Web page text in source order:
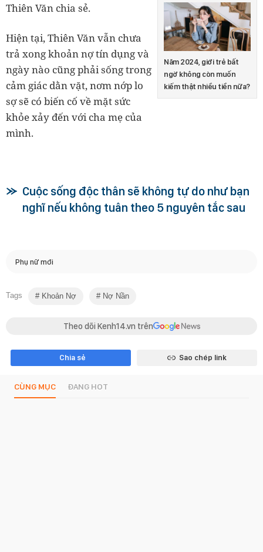
Năm 2024, giới trẻ bất
ngờ không còn muốn
kiếm thật nhiều tiền nữa?
Thiên Văn chia sẻ.
Hiện tại, Thiên Văn vẫn chưa
trả xong khoản nợ tín dụng và
ngày nào cũng phải sống trong
cảm giác dằn vặt, nơm nớp lo
sợ sẽ có biến cố về mặt sức
khỏe xảy đến với cha mẹ của
mình.
Cuộc sống độc thân sẽ không tự do như bạn
nghĩ nếu không tuân theo 5 nguyên tắc sau
Phụ nữ mới
Tags Khoản Nợ Nợ Nần
Theo dõi Kenh14.vn trên
Chia sẻ Sao chép link
CÙNG MỤC ĐANG HOT